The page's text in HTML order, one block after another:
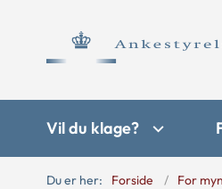
Vil du klage?
Du er her: Forside For